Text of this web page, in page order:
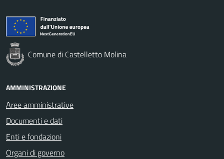
Comune di Castelletto Molina
AMMINISTRAZIONE
Aree amministrative
Documenti e dati
Enti e fondazioni
Organi di governo